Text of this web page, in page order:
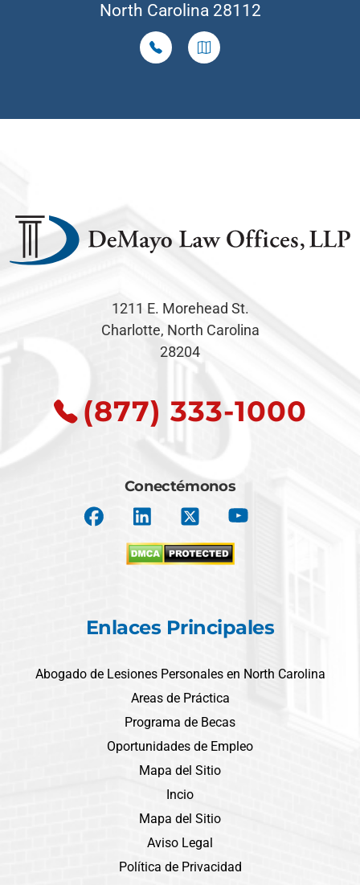
North Carolina 28112
1211 E. Morehead St.
Charlotte, North Carolina
28204
(877) 333-1000
Conectémonos
Enlaces Principales
Abogado de Lesiones Personales en North Carolina
Areas de Práctica
Programa de Becas
Oportunidades de Empleo
Mapa del Sitio
Incio
Mapa del Sitio
Aviso Legal
Política de Privacidad